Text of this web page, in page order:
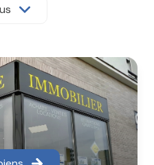
à vos demandes
profiter de leur
la réactivité qu'il se
sur les communes de
la Ville, Fosses,